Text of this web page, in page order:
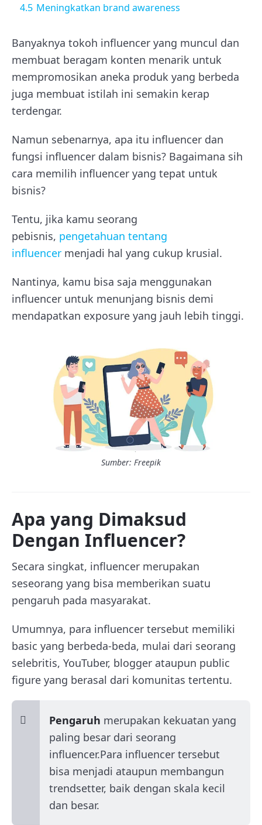
4.5 Meningkatkan brand awareness
Banyaknya tokoh influencer yang muncul dan
membuat beragam konten menarik untuk
mempromosikan aneka produk yang berbeda
juga membuat istilah ini semakin kerap
terdengar.
Namun sebenarnya, apa itu influencer dan
fungsi influencer dalam bisnis? Bagaimana sih
cara memilih influencer yang tepat untuk
bisnis?
Tentu, jika kamu seorang
pebisnis, pengetahuan tentang
influencer menjadi hal yang cukup krusial.
Nantinya, kamu bisa saja menggunakan
influencer untuk menunjang bisnis demi
mendapatkan exposure yang jauh lebih tinggi.
Sumber: Freepik
Apa yang Dimaksud
Dengan Influencer?
Secara singkat, influencer merupakan
seseorang yang bisa memberikan suatu
pengaruh pada masyarakat.
Umumnya, para influencer tersebut memiliki
basic yang berbeda-beda, mulai dari seorang
selebritis, YouTuber, blogger ataupun public
figure yang berasal dari komunitas tertentu.
Pengaruh merupakan kekuatan yang
paling besar dari seorang
influencer.Para influencer tersebut
bisa menjadi ataupun membangun
trendsetter, baik dengan skala kecil
dan besar.